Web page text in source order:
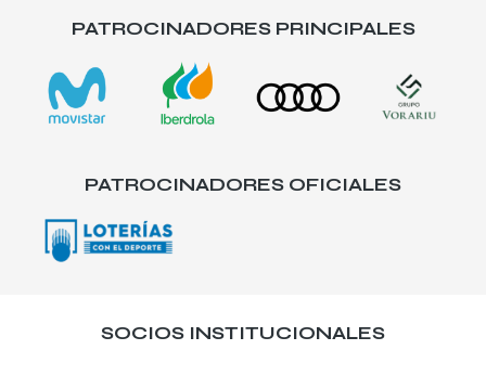
PATROCINADORES PRINCIPALES
PATROCINADORES OFICIALES
SOCIOS INSTITUCIONALES